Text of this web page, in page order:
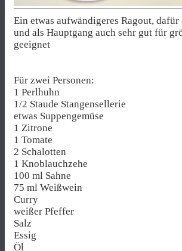
Ein etwas aufwändigeres Ragout, dafür
und als Hauptgang auch sehr gut für
geeignet
Für zwei Personen:
1 Perlhuhn
1/2 Staude Stangensellerie
etwas Suppengemüse
1 Zitrone
1 Tomate
2 Schalotten
1 Knoblauchzehe
100 ml Sahne
75 ml Weißwein
Curry
weißer Pfeffer
Salz
Essig
Öl